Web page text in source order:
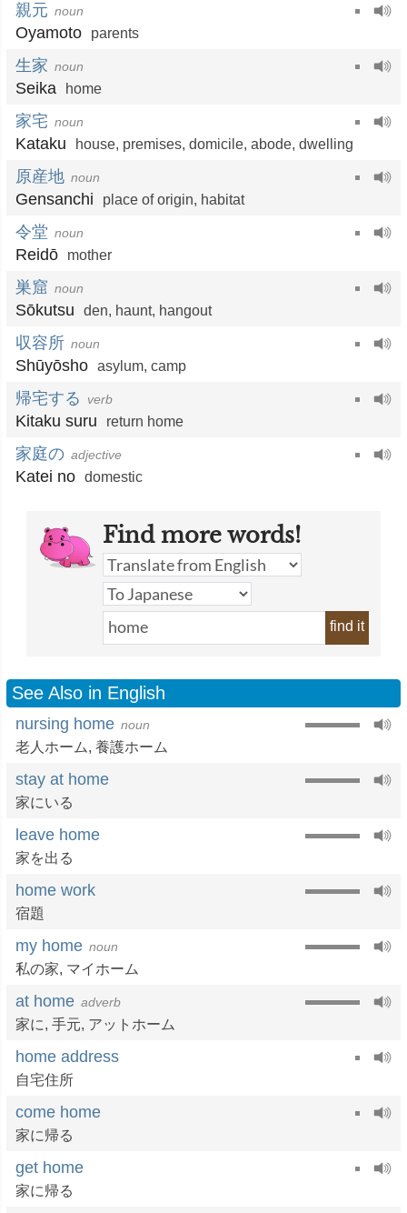
親元 noun
Oyamoto parents
生家 noun
Seika home
家宅 noun
Kataku house, premises, domicile, abode, dwelling
原産地 noun
Gensanchi place of origin, habitat
令堂 noun
Reidō mother
巣窟 noun
Sōkutsu den, haunt, hangout
収容所 noun
Shūyōsho asylum, camp
帰宅する verb
Kitaku suru return home
家庭の adjective
Katei no domestic
Find more words!
find it
See Also in English
nursing home noun
老人ホーム, 養護ホーム
stay at home
家にいる
leave home
家を出る
home work
宿題
my home noun
私の家, マイホーム
at home adverb
家に, 手元, アットホーム
home address
自宅住所
come home
家に帰る
get home
家に帰る